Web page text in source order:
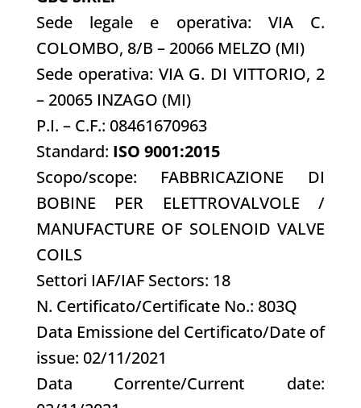
Sede legale e operativa: VIA C.
COLOMBO, 8/B – 20066 MELZO (MI)
Sede operativa: VIA G. DI VITTORIO, 2
– 20065 INZAGO (MI)
P.I. – C.F.: 08461670963
Standard: ISO 9001:2015
Scopo/scope: FABBRICAZIONE DI
BOBINE PER ELETTROVALVOLE /
MANUFACTURE OF SOLENOID VALVE
COILS
Settori IAF/IAF Sectors: 18
N. Certificato/Certificate No.: 803Q
Data Emissione del Certificato/Date of
issue: 02/11/2021
Data Corrente/Current date: